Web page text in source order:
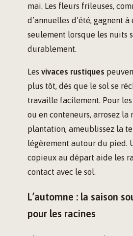
mai. Les fleurs frileuses,
d’annuelles d’été, gagnent
seulement lorsque les nuits
durablement.
Les vivaces rustiques
plus tôt, dès que le sol se
travaille facilement. Pour
ou en conteneurs, arrosez la
plantation, ameublissez la
légèrement autour du pied.
copieux au départ aide les
contact avec le sol.
L’automne : la saison
pour les racines